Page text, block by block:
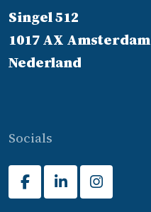
Singel 512
1017 AX Amsterdam
Nederland
Socials